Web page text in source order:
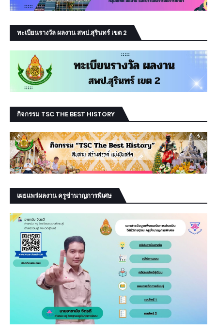
ทะเบียนรางวัล ผลงาน สพป.สุรินทร์ เขต 2
กิจกรรม TSC THE BEST HISTORY
เผยแพร่ผลงาน ครูชำนาญการพิเศษ